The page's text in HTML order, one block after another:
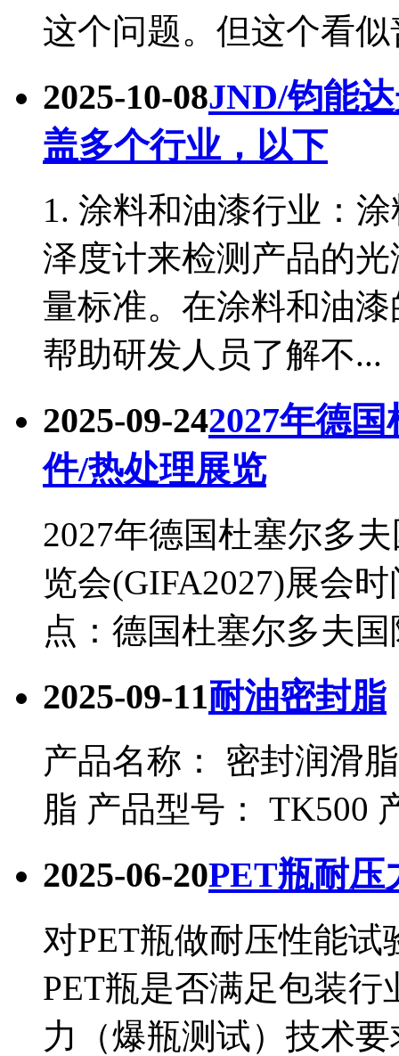
这个问题。但这个看似
2025-10-08JND/钧能
盖多个行业，以下
1. 涂料和油漆行业：
泽度计来检测产品的
量标准。在涂料和油
帮助研发人员了解不...
2025-09-242027年德
件/热处理展览
2027年德国杜塞尔多
览会(GIFA2027)展会
点：德国杜塞尔多夫
2025-09-11耐油密封脂
产品名称： 密封润滑
脂 产品型号： TK500
2025-06-20PET瓶耐压
对PET瓶做耐压性能
PET瓶是否满足包装
力（爆瓶测试）技术